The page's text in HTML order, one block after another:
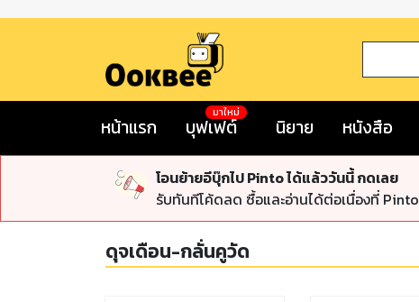
หน้าแรก บุฟเฟต์
มาใหม่
นิยาย หนังสือ
โอนย้ายอีบุ๊กไป Pinto ได้แล้ววันนี้ กดเลย
รับทันทีโค้ดลด ซื้อและอ่านได้ต่อเนื่องที่ Pinto
ดุจเดือน-กลั่นคูวัด